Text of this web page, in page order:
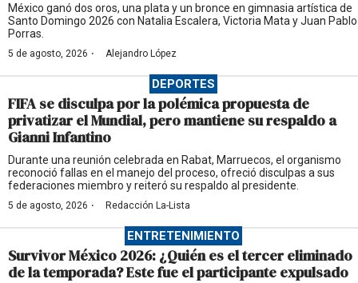
México ganó dos oros, una plata y un bronce en gimnasia artística de
Santo Domingo 2026 con Natalia Escalera, Victoria Mata y Juan Pablo
Porras.
5 de agosto, 2026 · Alejandro López
DEPORTES
FIFA se disculpa por la polémica propuesta de
privatizar el Mundial, pero mantiene su respaldo a
Gianni Infantino
Durante una reunión celebrada en Rabat, Marruecos, el organismo
reconoció fallas en el manejo del proceso, ofreció disculpas a sus
federaciones miembro y reiteró su respaldo al presidente.
5 de agosto, 2026 · Redacción La-Lista
ENTRETENIMIENTO
Survivor México 2026: ¿Quién es el tercer eliminado
de la temporada? Este fue el participante expulsado